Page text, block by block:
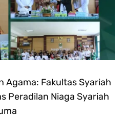
Agama: Fakultas Syariah
Peradilan Niaga Syariah